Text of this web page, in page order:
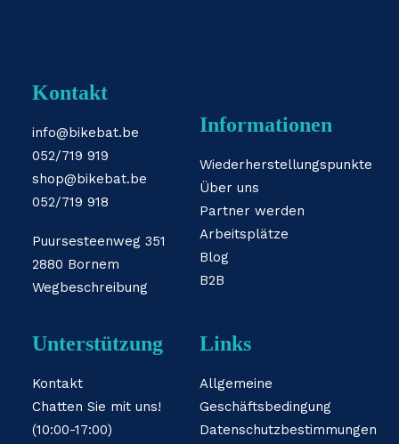
Kontakt
info@bikebat.be
052/719 919
shop@bikebat.be
052/719 918
Puursesteenweg 351
2880 Bornem
Wegbeschreibung
Informationen
Wiederherstellungspunkte
Über uns
Partner werden
Arbeitsplätze
Blog
B2B
Unterstützung
Kontakt
Chatten Sie mit uns!
(10:00-17:00)
Links
Allgemeine
Geschäftsbedingung
Datenschutzbestimmungen